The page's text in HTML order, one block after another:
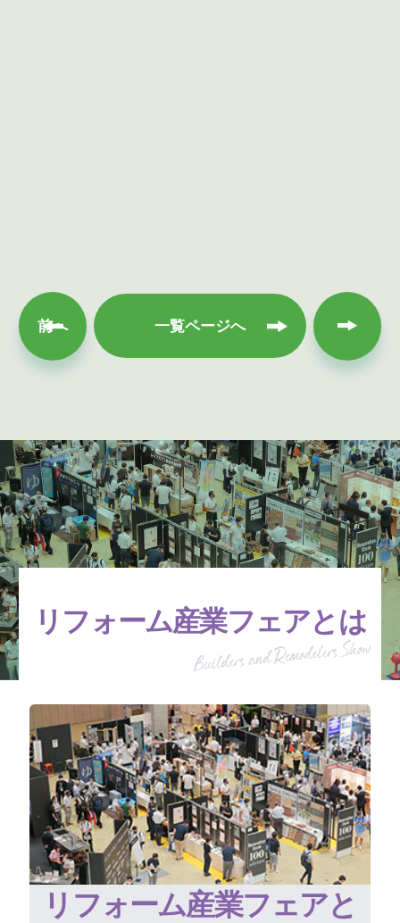
前へ 一覧ページへ
次へ
リフォーム産業フェアとは
リフォーム産業フェアと